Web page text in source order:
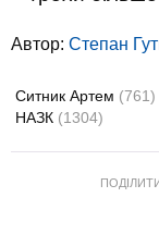
Автор: Степан
Ситник Артем (761)
НАЗК (1304)